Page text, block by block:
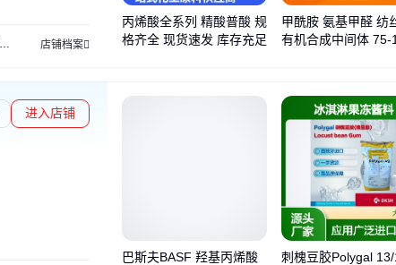
环己酮 环己烷 苯乙烯 吗啉 氯化苯 二甲基乙酰胺 醋酸乙酯 亚硝酸钠
店铺档案
丙烯酸全系列 精酸普酸 规
格齐全 现货速发 库存充足
甲酰胺 氨基甲醛 纺
有机合成中间体 75-
进入店铺
巴斯夫BASF 羟基丙烯酸
刺槐豆胶Polygal